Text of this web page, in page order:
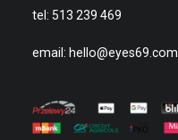
tel: 513 239 469
email: hello@eyes69.com